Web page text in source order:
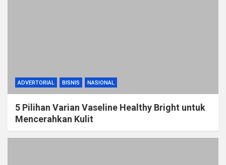
ADVERTORIAL BISNIS NASIONAL
5 Pilihan Varian Vaseline Healthy Bright untuk
Mencerahkan Kulit